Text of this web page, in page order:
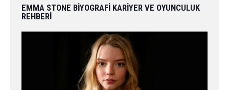
EMMA STONE BIYOGRAFI KARIYER VE OYUNCULUK
REHBERI